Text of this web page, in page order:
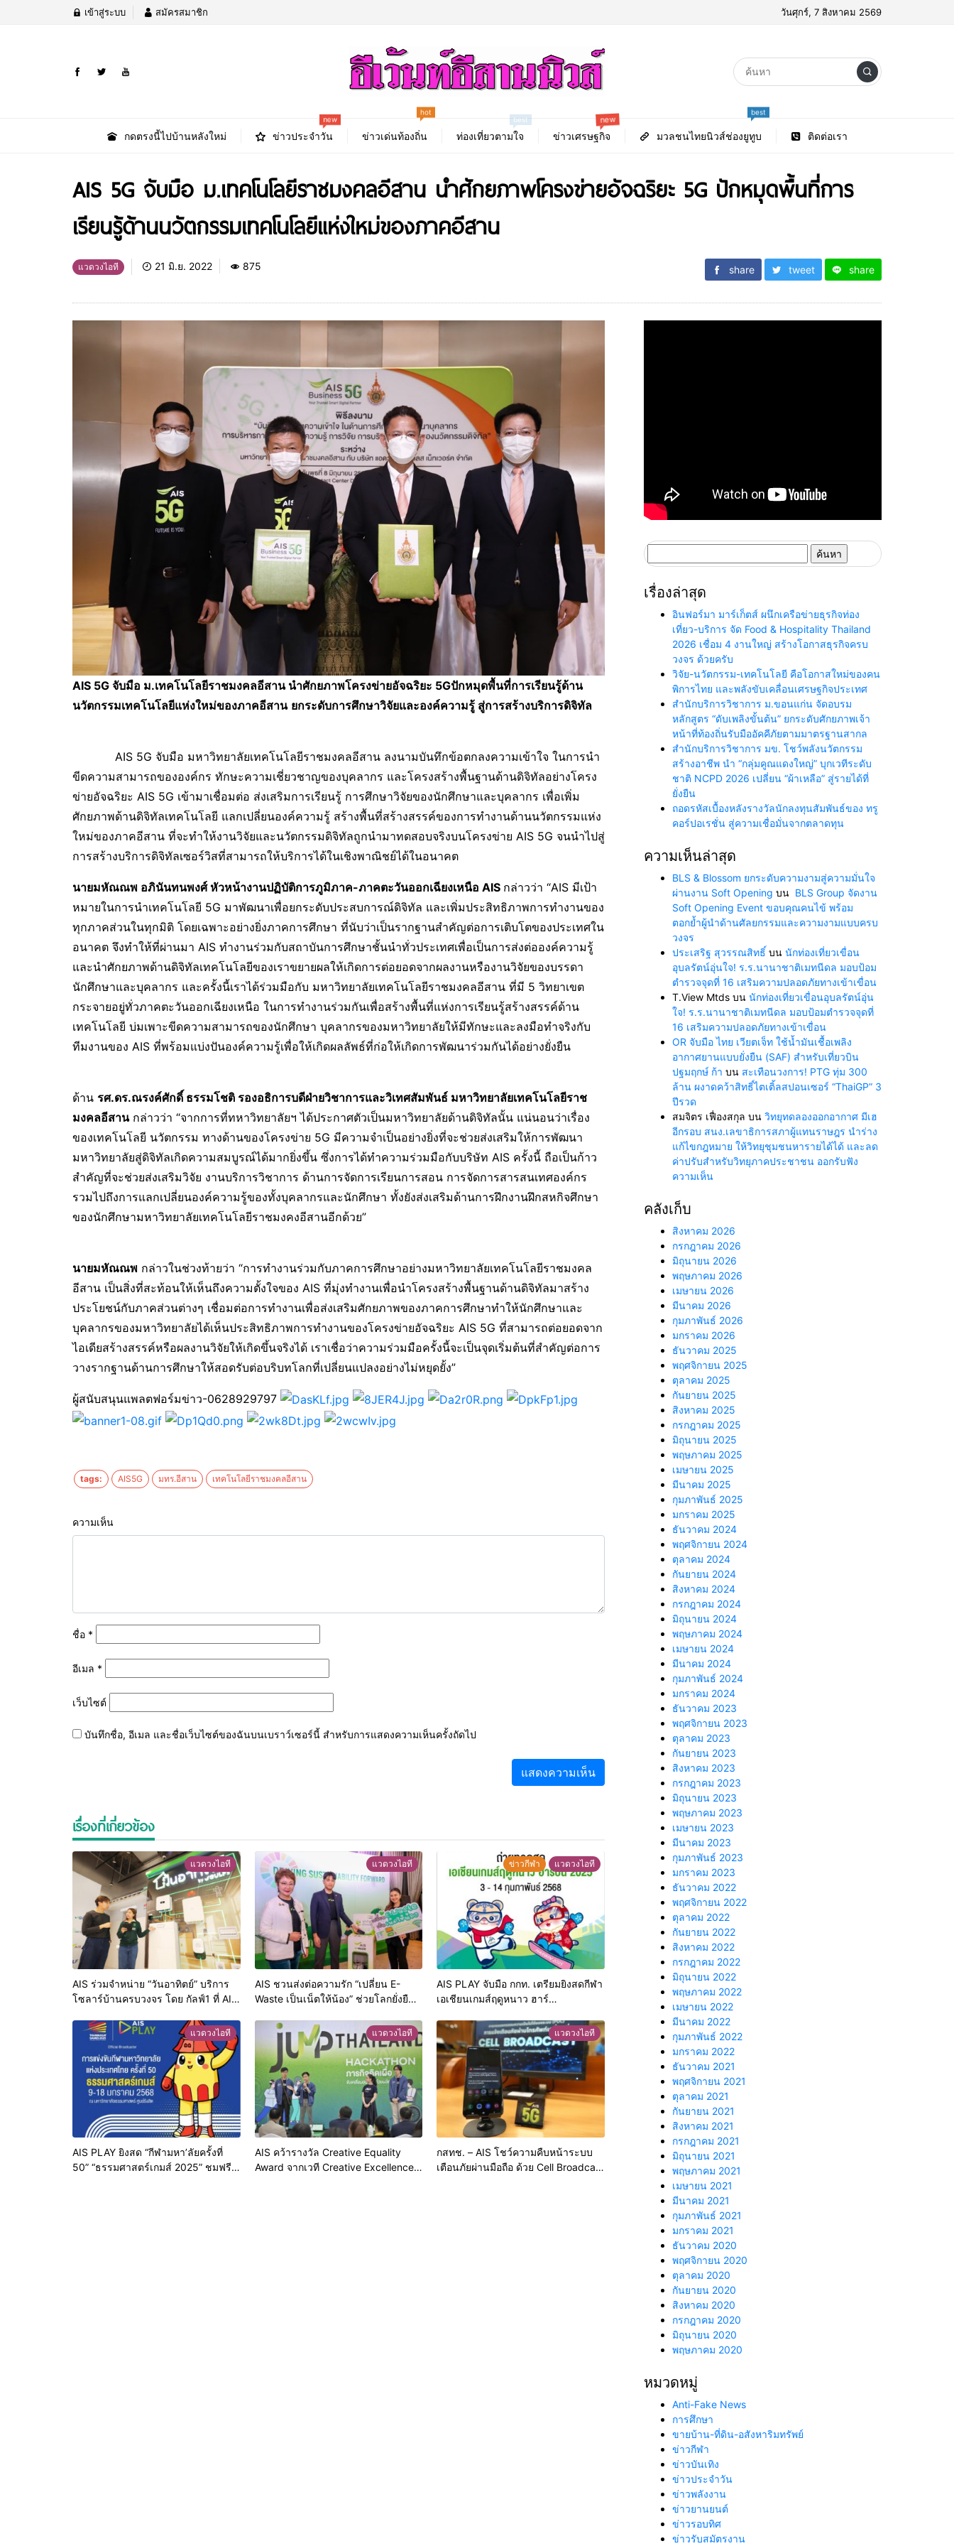
เข้าสู่ระบบ สมัครสมาชิก วันศุกร์, 7 สิงหาคม 2569
กดตรงนี้ไปบ้านหลังใหม่ ข่าวประจำวัน
new
ข่าวเด่นท้องถิ่น
hot
ท่องเที่ยวตามใจ
best
ข่าวเศรษฐกิจ
new
มวลชนไทยนิวส์ช่องยูทูบ
best
ติดต่อเรา
AIS 5G จับมือ ม.เทคโนโลยีราชมงคลอีสาน นำศักยภาพโครงข่ายอัจฉริยะ 5G ปักหมุดพื้นที่การ
เรียนรู้ด้านนวัตกรรมเทคโนโลยีแห่งใหม่ของภาคอีสาน
แวดวงไอที 21 มิ.ย. 2022 875 share tweet share
AIS 5G จับมือ ม.เทคโนโลยีราชมงคลอีสาน นำศักยภาพโครงข่ายอัจฉริยะ 5Gปักหมุดพื้นที่การเรียนรู้ด้าน
นวัตกรรมเทคโนโลยีแห่งใหม่ของภาคอีสาน ยกระดับการศึกษาวิจัยและองค์ความรู้ สู่การสร้างบริการดิจิทัล
AIS 5G จับมือ มหาวิทยาลัยเทคโนโลยีราชมงคลอีสาน ลงนามบันทึกข้อตกลงความเข้าใจ ในการนำ
ขีดความสามารถขององค์กร ทักษะความเชี่ยวชาญของบุคลากร และโครงสร้างพื้นฐานด้านดิจิทัลอย่างโครง
ข่ายอัจฉริยะ AIS 5G เข้ามาเชื่อมต่อ ส่งเสริมการเรียนรู้ การศึกษาวิจัยของนักศึกษาและบุคลากร เพื่อเพิ่ม
ศักยภาพด้านดิจิทัลเทคโนโลยี แลกเปลี่ยนองค์ความรู้ สร้างพื้นที่สร้างสรรค์ของการทำงานด้านนวัตกรรมแห่ง
ใหม่ของภาคอีสาน ที่จะทำให้งานวิจัยและนวัตกรรมดิจิทัลถูกนำมาทดสอบจริงบนโครงข่าย AIS 5G จนนำไปสู่
การสร้างบริการดิจิทัลเซอร์วิสที่สามารถให้บริการได้ในเชิงพาณิชย์ได้ในอนาคต
นายมหัณณพ อภินันทนพงศ์ หัวหน้างานปฏิบัติการภูมิภาค-ภาคตะวันออกเฉียงเหนือ AIS กล่าวว่า “AIS มีเป้า
หมายในการนำเทคโนโลยี 5G มาพัฒนาเพื่อยกระดับประสบการณ์ดิจิทัล และเพิ่มประสิทธิภาพการทำงานของ
ทุกภาคส่วนในทุกมิติ โดยเฉพาะอย่างยิ่งภาคการศึกษา ที่นับว่าเป็นรากฐานสำคัญต่อการเติบโตของประเทศใน
อนาคต จึงทำให้ที่ผ่านมา AIS ทำงานร่วมกับสถาบันการศึกษาชั้นนำทั่วประเทศเพื่อเป็นการส่งต่อองค์ความรู้
และนำศักยภาพด้านดิจิทัลเทคโนโลยีของเราขยายผลให้เกิดการต่อยอดจากผลงานหรืองานวิจัยของบรรดา
นักศึกษาและบุคลากร และครั้งนี้เราได้ร่วมมือกับ มหาวิทยาลัยเทคโนโลยีราชมงคลอีสาน ที่มี 5 วิทยาเขต
กระจายอยู่ทั่วภาคตะวันออกเฉียงเหนือ ในการทำงานร่วมกันเพื่อสร้างพื้นที่แห่งการเรียนรู้สร้างสรรค์ด้าน
เทคโนโลยี บ่มเพาะขีดความสามารถของนักศึกษา บุคลากรของมหาวิทยาลัยให้มีทักษะและลงมือทำจริงกับ
ทีมงานของ AIS ที่พร้อมแบ่งปันองค์ความรู้เพื่อให้เกิดผลลัพธ์ที่ก่อให้เกิดการพัฒนาร่วมกันได้อย่างยั่งยืน
ด้าน รศ.ดร.ณรงค์ศักดิ์ ธรรมโชติ รองอธิการบดีฝ่ายวิชาการและวิเทศสัมพันธ์ มหาวิทยาลัยเทคโนโลยีราช
มงคลอีสานกล่าวว่า “จากการที่ทหาวิทยาลัยฯ ได้ประกาศตัวเป็นมหาวิทยาลัยด้านดิจิทัลนั้น แน่นอนว่าเรื่อง
ของเทคโนโลยี นวัตกรรม ทางด้านของโครงข่าย 5G มีความจำเป็นอย่างยิ่งที่จะช่วยส่งเสริมให้การพัฒนา
มหาวิทยาลัยสู่ดิจิทัลเกิดความสมบูรณ์ได้มากยิ่งขึ้น ซึ่งการได้ทำความร่วมมือกับบริษัท AIS ครั้งนี้ ถือเป็นก้าว
สำคัญที่จะช่วยส่งเสริมวิจัย งานบริการวิชาการ ด้านการจัดการเรียนการสอน การจัดการสารสนเทศองค์กร
รวมไปถึงการแลกเปลี่ยนองค์ความรู้ของทั้งบุคลากรและนักศึกษา ทั้งยังส่งเสริมด้านการฝึกงานฝึกสหกิจศึกษา
ของนักศึกษามหาวิทยาลัยเทคโนโลยีราชมงคงอีสานอีกด้วย”
นายมหัณณพ กล่าวในช่วงท้ายว่า “การทำงานร่วมกับภาคการศึกษาอย่างมหาวิทยาลัยเทคโนโลยีราชมงคล
อีสาน เป็นสิ่งที่สะท้อนให้เห็นถึงความตั้งใจของ AIS ที่มุ่งทำงานเพื่อนำโครงสร้างพื้นฐานด้านดิจิทัลมาสร้าง
ประโยชน์กับภาคส่วนต่างๆ เชื่อมต่อการทำงานเพื่อส่งเสริมศักยภาพของภาคการศึกษาทำให้นักศึกษาและ
บุคลากรของมหาวิทยาลัยได้เห็นประสิทธิภาพการทำงานของโครงข่ายอัจฉริยะ AIS 5G ที่สามารถต่อยอดจาก
ไอเดียสร้างสรรค์หรือผลงานวิจัยให้เกิดขึ้นจริงได้ เราเชื่อว่าความร่วมมือครั้งนี้จะเป็นจุดเริ่มต้นที่สำคัญต่อการ
วางรากฐานด้านการศึกษาให้สอดรับต่อบริบทโลกที่เปลี่ยนแปลงอย่างไม่หยุดยั้ง”
ผู้สนับสนุนแพลตฟอร์มข่าว-0628929797
tags: AIS5G มทร.อีสาน เทคโนโลยีราชมงคลอีสาน
ความเห็น
ชื่อ *
อีเมล *
เว็บไซต์
บันทึกชื่อ, อีเมล และชื่อเว็บไซต์ของฉันบนเบราว์เซอร์นี้ สำหรับการแสดงความเห็นครั้งถัดไป
เรื่องที่เกี่ยวข้อง
แวดวงไอที
AIS ร่วมจำหน่าย “วันอาทิตย์” บริการ
โซลาร์บ้านครบวงจร โดย กัลฟ์1 ที่ AIS
บริโภคที่ใส่ใจสิ่งแวดล้อม
แวดวงไอที
AIS ชวนส่งต่อความรัก “เปลี่ยน E-
Waste เป็นเน็ตให้น้อง” ช่วยโลกยั่งยืน
ห่างไกล ลดความเหลื่อมล้ำทางดิจิทัล
ข่าวกีฬา แวดวงไอที
AIS PLAY จับมือ กกท. เตรียมยิงสดกีฬา
เอเชียนเกมส์ฤดูหนาว ฮาร์
นักกีฬา
แวดวงไอที
AIS PLAY ยิงสด “กีฬามหา’ลัยครั้งที่
50” “ธรรมศาสตร์เกมส์ 2025” ชมฟรี
แวดวงไอที
AIS คว้ารางวัล Creative Equality
Award จากเวที Creative Excellence
แวดวงไอที
กสทช. – AIS โชว์ความคืบหน้าระบบ
เตือนภัยผ่านมือถือ ด้วย Cell Broadcast
สำหรับ:
เรื่องล่าสุด
อินฟอร์มา มาร์เก็ตส์ ผนึกเครือข่ายธุรกิจท่อง
เที่ยว-บริการ จัด Food & Hospitality Thailand
2026 เชื่อม 4 งานใหญ่ สร้างโอกาสธุรกิจครบ
วงจร ด้วยครับ
วิจัย-นวัตกรรม-เทคโนโลยี คือโอกาสใหม่ของคน
พิการไทย และพลังขับเคลื่อนเศรษฐกิจประเทศ
สำนักบริการวิชาการ ม.ขอนแก่น จัดอบรม
หลักสูตร “ดับเพลิงขั้นต้น” ยกระดับศักยภาพเจ้า
หน้าที่ท้องถิ่นรับมืออัคคีภัยตามมาตรฐานสากล
สำนักบริการวิชาการ มข. โชว์พลังนวัตกรรม
สร้างอาชีพ นำ “กลุ่มคูณแดงใหญ่” บุกเวทีระดับ
ชาติ NCPD 2026 เปลี่ยน “ผ้าเหลือ” สู่รายได้ที่
ยั่งยืน
ถอดรหัสเบื้องหลังรางวัลนักลงทุนสัมพันธ์ของ ทรู
คอร์ปอเรชั่น สู่ความเชื่อมั่นจากตลาดทุน
ความเห็นล่าสุด
BLS & Blossom ยกระดับความงามสู่ความมั่นใจ
ผ่านงาน Soft Opening บน BLS Group จัดงาน
Soft Opening Event ขอบคุณคนไข้ พร้อม
ตอกย้ำผู้นำด้านศัลยกรรมและความงามแบบครบ
วงจร
ประเสริฐ สุวรรณสิทธิ์ บน นักท่องเที่ยวเขื่อน
อุบลรัตน์อุ่นใจ! ร.ร.นานาชาติเมทนีดล มอบป้อม
ตำรวจจุดที่ 16 เสริมความปลอดภัยทางเข้าเขื่อน
T.View Mtds บน นักท่องเที่ยวเขื่อนอุบลรัตน์อุ่น
ใจ! ร.ร.นานาชาติเมทนีดล มอบป้อมตำรวจจุดที่
16 เสริมความปลอดภัยทางเข้าเขื่อน
OR จับมือ ไทย เวียตเจ็ท ใช้น้ำมันเชื้อเพลิง
อากาศยานแบบยั่งยืน (SAF) สำหรับเที่ยวบิน
ปฐมฤกษ์ ก้า บน สะเทือนวงการ! PTG ทุ่ม 300
ล้าน ผงาดคว้าสิทธิ์ไตเติ้ลสปอนเซอร์ “ThaiGP” 3
ปีรวด
สมจิตร เฟื่องสกุล บน วิทยุทดลองออกอากาศ มีเฮ
อีกรอบ สนง.เลขาธิการสภาผู้แทนราษฎร นำร่าง
แก้ไขกฎหมาย ให้วิทยุชุมชนหารายได้ได้ และลด
ค่าปรับสำหรับวิทยุภาคประชาชน ออกรับฟัง
ความเห็น
คลังเก็บ
สิงหาคม 2026
กรกฎาคม 2026
มิถุนายน 2026
พฤษภาคม 2026
เมษายน 2026
มีนาคม 2026
กุมภาพันธ์ 2026
มกราคม 2026
ธันวาคม 2025
พฤศจิกายน 2025
ตุลาคม 2025
กันยายน 2025
สิงหาคม 2025
กรกฎาคม 2025
มิถุนายน 2025
พฤษภาคม 2025
เมษายน 2025
มีนาคม 2025
กุมภาพันธ์ 2025
มกราคม 2025
ธันวาคม 2024
พฤศจิกายน 2024
ตุลาคม 2024
กันยายน 2024
สิงหาคม 2024
กรกฎาคม 2024
มิถุนายน 2024
พฤษภาคม 2024
เมษายน 2024
มีนาคม 2024
กุมภาพันธ์ 2024
มกราคม 2024
ธันวาคม 2023
พฤศจิกายน 2023
ตุลาคม 2023
กันยายน 2023
สิงหาคม 2023
กรกฎาคม 2023
มิถุนายน 2023
พฤษภาคม 2023
เมษายน 2023
มีนาคม 2023
กุมภาพันธ์ 2023
มกราคม 2023
ธันวาคม 2022
พฤศจิกายน 2022
ตุลาคม 2022
กันยายน 2022
สิงหาคม 2022
กรกฎาคม 2022
มิถุนายน 2022
พฤษภาคม 2022
เมษายน 2022
มีนาคม 2022
กุมภาพันธ์ 2022
มกราคม 2022
ธันวาคม 2021
พฤศจิกายน 2021
ตุลาคม 2021
กันยายน 2021
สิงหาคม 2021
กรกฎาคม 2021
มิถุนายน 2021
พฤษภาคม 2021
เมษายน 2021
มีนาคม 2021
กุมภาพันธ์ 2021
มกราคม 2021
ธันวาคม 2020
พฤศจิกายน 2020
ตุลาคม 2020
กันยายน 2020
สิงหาคม 2020
กรกฎาคม 2020
มิถุนายน 2020
พฤษภาคม 2020
หมวดหมู่
Anti-Fake News
การศึกษา
ขายบ้าน-ที่ดิน-อสังหาริมทรัพย์
ข่าวกีฬา
ข่าวบันเทิง
ข่าวประจำวัน
ข่าวพลังงาน
ข่าวยานยนต์
ข่าวรอบทิศ
ข่าวรับสมัตรงาน